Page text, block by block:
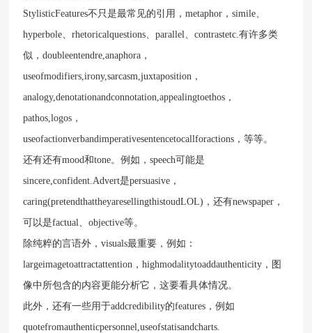
StylisticFeatures不只是最常见的引用，metaphor，simile、
hyperbole、rhetoricalquestions、parallel、contrastetc.有许多类
似，doubleentendre,anaphora，
useofmodifiers,irony,sarcasm,juxtaposition，
analogy,denotationandconnotation,appealingtoethos，
pathos,logos，
useofactionverbandimperativesentencetocallforactions，等等。
还有还有mood和tone。例如，speech可能是
sincere,confident.Advert是persuasive，
caring(pretendthattheyaresellingthistoudLOL)，还有newspaper，
可以是factual、objective等。
除纯粹的言语外，visuals最重要，例如：
largeimagetoattractattention，highmodalitytoaddauthenticity，图
像中所包含的内容更能分析它，这要看具体情况。
此外，还有一些用于addcredibility的features，例如
quotefromauthenticpersonnel,useofstatisandcharts.